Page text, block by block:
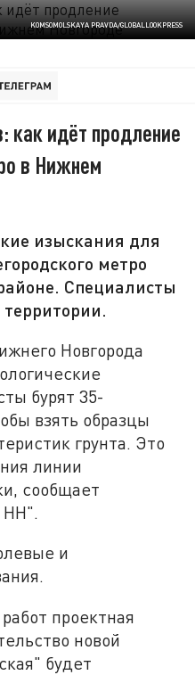
KOMSOMOLSKAYA PRAVDA/GLOBALLOOKPRESS
как идёт продление
в Нижнем
изыскания для
метро
Специалисты
Новгорода
бурят 35-
взять образцы
грунта. Это
линии
сообщает
НН".
и
проектная
новой
будет